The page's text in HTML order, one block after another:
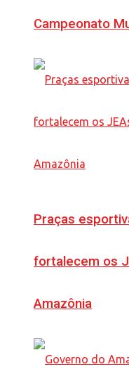
Campeonato
Praças
fortalecem os
Amazônia